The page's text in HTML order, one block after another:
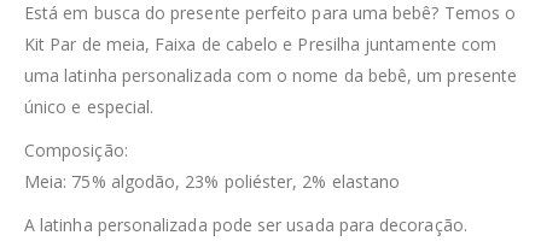
Está em busca do presente perfeito para uma bebê? Temos o
Kit Par de meia, Faixa de cabelo e Presilha juntamente com
uma latinha personalizada com o nome da bebê, um presente
único e especial.
Composição:
Meia: 75% algodão, 23% poliéster, 2% elastano
A latinha personalizada pode ser usada para decoração.